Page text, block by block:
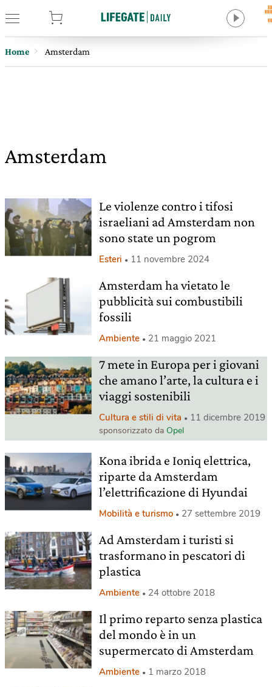
Home Amsterdam
Amsterdam
Le violenze contro i tifosi
israeliani ad Amsterdam non
sono state un pogrom
Esteri 11 novembre 2024
Amsterdam ha vietato le
pubblicità sui combustibili
fossili
Ambiente 21 maggio 2021
7 mete in Europa per i giovani
che amano l’arte, la cultura e i
viaggi sostenibili
Cultura e stili di vita 11 dicembre 2019
sponsorizzato da Opel
Kona ibrida e Ioniq elettrica,
riparte da Amsterdam
l’elettrificazione di Hyundai
Mobilità e turismo 27 settembre 2019
Ad Amsterdam i turisti si
trasformano in pescatori di
plastica
Ambiente 24 ottobre 2018
Il primo reparto senza plastica
del mondo è in un
supermercato di Amsterdam
Ambiente 1 marzo 2018